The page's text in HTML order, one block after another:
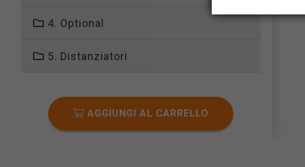
4. Optional
5. Distanziatori
AGGIUNGI AL CARRELLO